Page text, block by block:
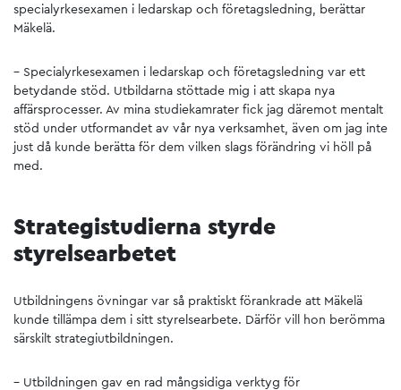
specialyrkesexamen i ledarskap och företagsledning, berättar
Mäkelä.
– Specialyrkesexamen i ledarskap och företagsledning var ett
betydande stöd. Utbildarna stöttade mig i att skapa nya
affärsprocesser. Av mina studiekamrater fick jag däremot mentalt
stöd under utformandet av vår nya verksamhet, även om jag inte
just då kunde berätta för dem vilken slags förändring vi höll på
med.
Strategistudierna styrde
styrelsearbetet
Utbildningens övningar var så praktiskt förankrade att Mäkelä
kunde tillämpa dem i sitt styrelsearbete. Därför vill hon berömma
särskilt strategiutbildningen.
– Utbildningen gav en rad mångsidiga verktyg för